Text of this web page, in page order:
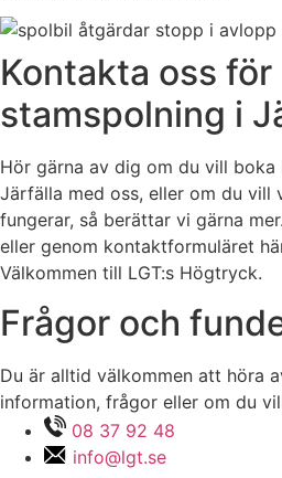
Kontakta oss för
stamspolning i
Hör gärna av dig om du vill boka
Järfälla med oss, eller om du vill
fungerar, så berättar vi gärna
eller genom kontaktformuläret
Välkommen till LGT:s Högtryck.
Frågor och
Du är alltid välkommen att höra
information, frågor eller om du
08 37 92 48
info@lgt.se